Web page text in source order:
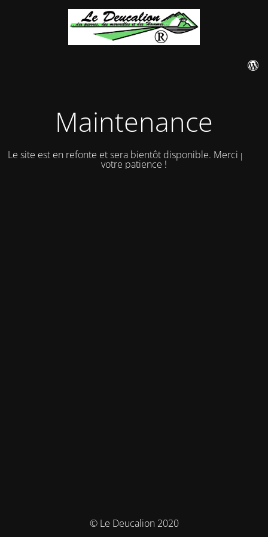
Maintenance
Le site est en refonte et sera bientôt disponible. Merci pour
votre patience !
© Le Deucalion 2020